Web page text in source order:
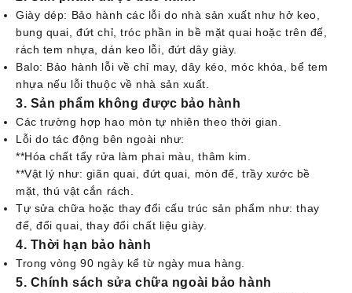
Giày dép: Bảo hành các lỗi do nhà sản xuất như hở keo,
bung quai, đứt chỉ, tróc phần in bề mặt quai hoặc trên đế,
rách tem nhựa, dán keo lỗi, đứt dây giày.
Balo: Bảo hành lỗi về chỉ may, dây kéo, móc khóa, bể tem
nhựa nếu lỗi thuộc về nhà sản xuất.
3. Sản phẩm không được bảo hành
Các trường hợp hao mòn tự nhiên theo thời gian.
Lỗi do tác động bên ngoài như:
**Hóa chất tẩy rửa làm phai màu, thâm kim.
**Vật lý như: giãn quai, đứt quai, mòn đế, trầy xước bề
mặt, thú vật cắn rách.
Tự sửa chữa hoặc thay đổi cấu trúc sản phẩm như: thay
đế, đổi quai, thay đổi chất liệu giày.
4. Thời hạn bảo hành
Trong vòng 90 ngày kể từ ngày mua hàng.
5. Chính sách sửa chữa ngoài bảo hành